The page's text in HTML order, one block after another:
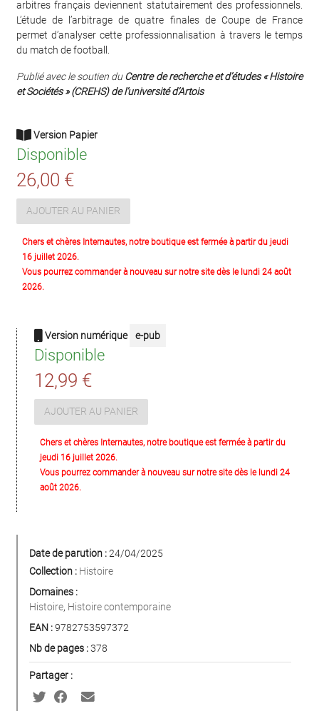
arbitres français deviennent statutairement des professionnels.
L’étude de l’arbitrage de quatre finales de Coupe de France
permet d’analyser cette professionnalisation à travers le temps
du match de football.
Publié avec le soutien duCentre de recherche et d’études « Histoire
et Sociétés » (CREHS) de l’université d’Artois
Version Papier
Disponible
26,00 €
AJOUTER AU PANIER
Chers et chères Internautes, notre boutique est fermée à partir du jeudi
16 juillet 2026.
Vous pourrez commander à nouveau sur notre site dès le lundi 24 août
2026.
Version numérique e-pub
Disponible
12,99 €
AJOUTER AU PANIER
Chers et chères Internautes, notre boutique est fermée à partir du
jeudi 16 juillet 2026.
Vous pourrez commander à nouveau sur notre site dès le lundi 24
août 2026.
Date de parution :24/04/2025
Collection : Histoire
Domaines :
Histoire, Histoire contemporaine
EAN :9782753597372
Nb de pages :378
Partager :